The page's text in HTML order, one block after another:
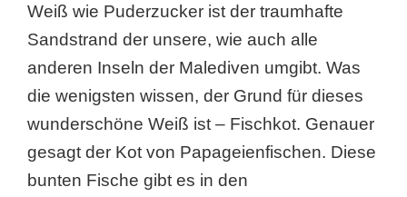
Weiß wie Puderzucker ist der traumhafte
Sandstrand der unsere, wie auch alle
anderen Inseln der Malediven umgibt. Was
die wenigsten wissen, der Grund für dieses
wunderschöne Weiß ist – Fischkot. Genauer
gesagt der Kot von Papageienfischen. Diese
bunten Fische gibt es in den